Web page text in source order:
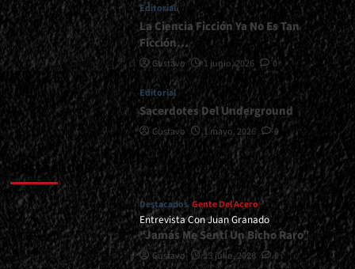
Editorial
La Ciencia Ficción Ya No Es Tan
Ficción…
Gustavo 1 junio, 2026 0
Editorial
Sacerdotes Del Underground
Gustavo 1 mayo, 2026 0
Destacados
Destacados Gente Del Acero
Entrevista Con Juan Granado
“Jamás Me Sentí Un Bicho Raro”
Gustavo 13 julio, 2026 0